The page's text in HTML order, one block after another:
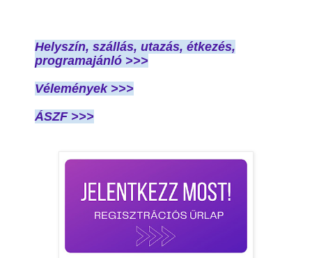
Helyszín, szállás, utazás, étkezés,
programajánló >>>
Vélemények >>>
ÁSZF >>>